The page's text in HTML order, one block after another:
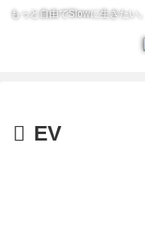
もっと自由でSlowに生きたい
EV